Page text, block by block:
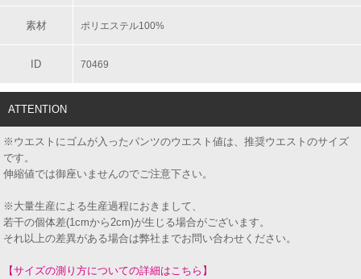
素材 ポリエステル100%
ID 70469
ATTENTION
※ウエストにゴムが入ったパンツのウエスト値は、推奨ウエストのサイズ
です。
伸縮値では御座いませんのでご注意下さい。
※大量生産による生産過程におきまして、
若干の個体差(1cmから2cm)が生じる場合がございます。
それ以上の差異がある場合は弊社までお問い合わせください。
【サイズの測り方についての詳細はこちら】